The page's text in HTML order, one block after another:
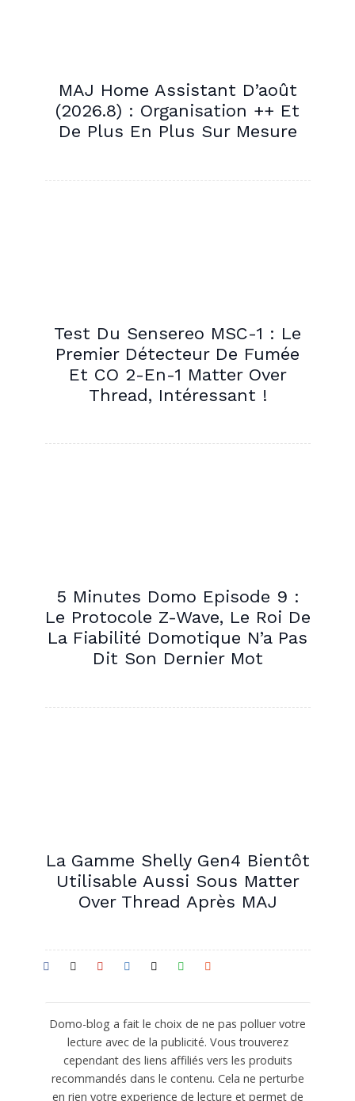
MAJ Home Assistant D’août
(2026.8) : Organisation ++ Et
De Plus En Plus Sur Mesure
Test Du Sensereo MSC-1 : Le
Premier Détecteur De Fumée
Et CO 2-En-1 Matter Over
Thread, Intéressant !
5 Minutes Domo Episode 9 :
Le Protocole Z-Wave, Le Roi De
La Fiabilité Domotique N’a Pas
Dit Son Dernier Mot
La Gamme Shelly Gen4 Bientôt
Utilisable Aussi Sous Matter
Over Thread Après MAJ
Domo-blog a fait le choix de ne pas polluer votre
lecture avec de la publicité. Vous trouverez
cependant des liens affiliés vers les produits
recommandés dans le contenu. Cela ne perturbe
en rien votre experience de lecture et permet de